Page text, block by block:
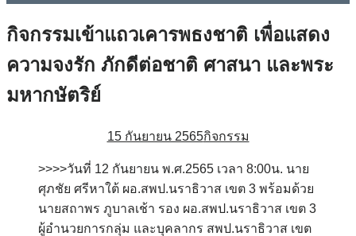
กิจกรรมเข้าแถวเคารพธงชาติ เพื่อแสดง
ความจงรัก ภักดีต่อชาติ ศาสนา และพระ
มหากษัตริย์
15 กันยายน 2565กิจกรรม
>>>>วันที่ 12 กันยายน พ.ศ.2565 เวลา 8:00น. นาย
ศุภชัย ศรีหาใต้ ผอ.สพป.นราธิวาส เขต 3 พร้อมด้วย
นายสถาพร ภูบาลเช้า รอง ผอ.สพป.นราธิวาส เขต 3
ผู้อำนวยการกลุ่ม และบุคลากร สพป.นราธิวาส เขต